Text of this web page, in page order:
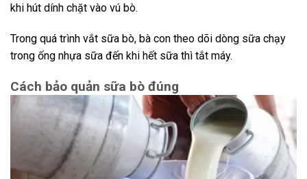
khi hút dính chặt vào vú bò.
Trong quá trình vắt sữa bò, bà con theo dõi dòng sữa chạy
trong ống nhựa sữa đến khi hết sữa thì tắt máy.
Cách bảo quản sữa bò đúng